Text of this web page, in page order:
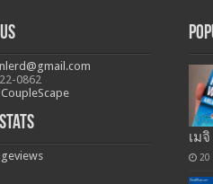
0862
CoupleScape
เม